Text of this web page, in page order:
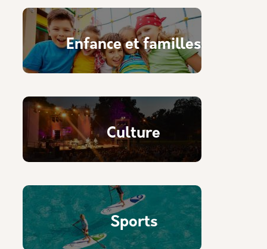
Enfance et familles
Culture
Sports